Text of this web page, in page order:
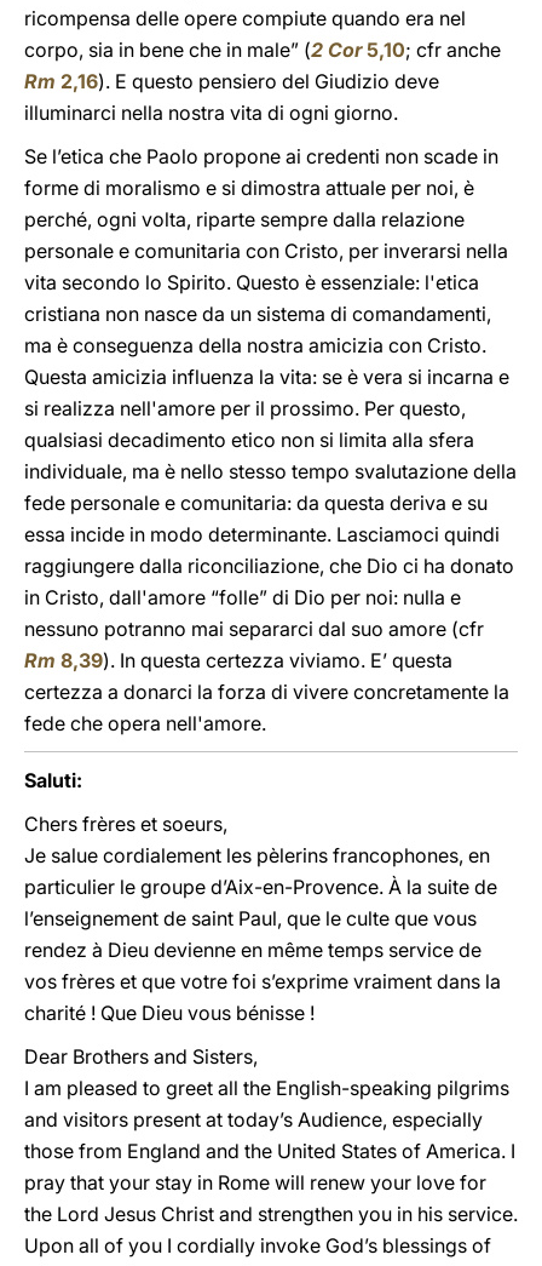
ricompensa delle opere compiute quando era nel
corpo, sia in bene che in male” (2 Cor5,10; cfr anche
Rm 2,16). E questo pensiero del Giudizio deve
illuminarci nella nostra vita di ogni giorno.
Se l’etica che Paolo propone ai credenti non scade in
forme di moralismo e si dimostra attuale per noi, è
perché, ogni volta, riparte sempre dalla relazione
personale e comunitaria con Cristo, per inverarsi nella
vita secondo lo Spirito. Questo è essenziale: l'etica
cristiana non nasce da un sistema di comandamenti,
ma è conseguenza della nostra amicizia con Cristo.
Questa amicizia influenza la vita: se è vera si incarna e
si realizza nell'amore per il prossimo. Per questo,
qualsiasi decadimento etico non si limita alla sfera
individuale, ma è nello stesso tempo svalutazione della
fede personale e comunitaria: da questa deriva e su
essa incide in modo determinante. Lasciamoci quindi
raggiungere dalla riconciliazione, che Dio ci ha donato
in Cristo, dall'amore “folle” di Dio per noi: nulla e
nessuno potranno mai separarci dal suo amore (cfr
Rm 8,39). In questa certezza viviamo. E’ questa
certezza a donarci la forza di vivere concretamente la
fede che opera nell'amore.
Saluti:
Chers frères et soeurs,
Je salue cordialement les pèlerins francophones, en
particulier le groupe d’Aix-en-Provence. À la suite de
l’enseignement de saint Paul, que le culte que vous
rendez à Dieu devienne en même temps service de
vos frères et que votre foi s’exprime vraiment dans la
charité ! Que Dieu vous bénisse !
Dear Brothers and Sisters,
I am pleased to greet all the English-speaking pilgrims
and visitors present at today’s Audience, especially
those from England and the United States of America. I
pray that your stay in Rome will renew your love for
the Lord Jesus Christ and strengthen you in his service.
Upon all of you I cordially invoke God’s blessings of